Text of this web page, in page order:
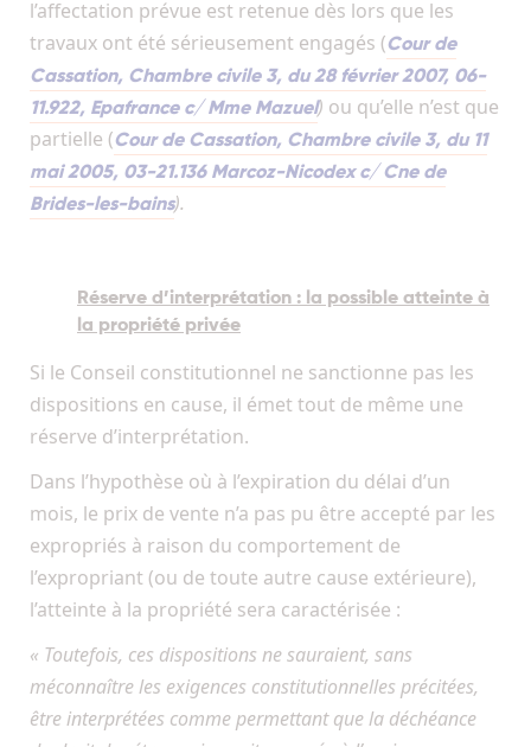
l’affectation prévue est retenue dès lors que les
travaux ont été sérieusement engagés (Cour de
Cassation, Chambre civile 3, du 28 février 2007, 06-
11.922, Epafrance c/ Mme Mazuel) ou qu’elle n’est que
partielle (Cour de Cassation, Chambre civile 3, du 11
mai 2005, 03-21.136 Marcoz-Nicodex c/ Cne de
Brides-les-bains).
Réserve d’interprétation : la possible atteinte à
la propriété privée
Si le Conseil constitutionnel ne sanctionne pas les
dispositions en cause, il émet tout de même une
réserve d’interprétation.
Dans l’hypothèse où à l’expiration du délai d’un
mois, le prix de vente n’a pas pu être accepté par les
expropriés à raison du comportement de
l’expropriant (ou de toute autre cause extérieure),
l’atteinte à la propriété sera caractérisée :
« Toutefois, ces dispositions ne sauraient, sans
méconnaître les exigences constitutionnelles précitées,
être interprétées comme permettant que la déchéance